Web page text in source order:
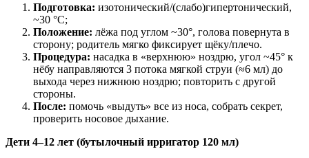
Подготовка: изотонический/(слабо)гипертонический,
~30 °C;
Положение: лёжа под углом ~30°, голова повернута в
сторону; родитель мягко фиксирует щёку/плечо.
Процедура: насадка в «верхнюю» ноздрю, угол ~45° к
нёбу направляются 3 потока мягкой струи (≈6 мл) до
выхода через нижнюю ноздрю; повторить с другой
стороны.
После: помочь «выдуть» все из носа, собрать секрет,
проверить носовое дыхание.
Дети 4–12 лет (бутылочный ирригатор 120 мл)